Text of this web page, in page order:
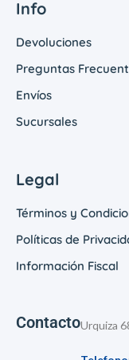
Info
Devoluciones
Preguntas
Envíos
Sucursales
Legal
Términos y
Políticas de
Información Fiscal
ContactoUrquiza